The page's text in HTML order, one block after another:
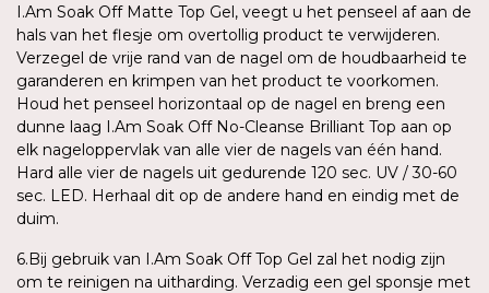
I.Am Soak Off Matte Top Gel, veegt u het penseel af aan de
hals van het flesje om overtollig product te verwijderen.
Verzegel de vrije rand van de nagel om de houdbaarheid te
garanderen en krimpen van het product te voorkomen.
Houd het penseel horizontaal op de nagel en breng een
dunne laag I.Am Soak Off No-Cleanse Brilliant Top aan op
elk nageloppervlak van alle vier de nagels van één hand.
Hard alle vier de nagels uit gedurende 120 sec. UV / 30-60
sec. LED. Herhaal dit op de andere hand en eindig met de
duim.
6.Bij gebruik van I.Am Soak Off Top Gel zal het nodig zijn
om te reinigen na uitharding. Verzadig een gel sponsje met